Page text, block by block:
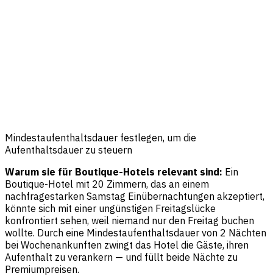
Mindestaufenthaltsdauer festlegen, um die
Aufenthaltsdauer zu steuern
Warum sie für Boutique-Hotels relevant sind: Ein
Boutique-Hotel mit 20 Zimmern, das an einem
nachfragestarken Samstag Einübernachtungen akzeptiert,
könnte sich mit einer ungünstigen Freitagslücke
konfrontiert sehen, weil niemand nur den Freitag buchen
wollte. Durch eine Mindestaufenthaltsdauer von 2 Nächten
bei Wochenankunften zwingt das Hotel die Gäste, ihren
Aufenthalt zu verankern — und füllt beide Nächte zu
Premiumpreisen.